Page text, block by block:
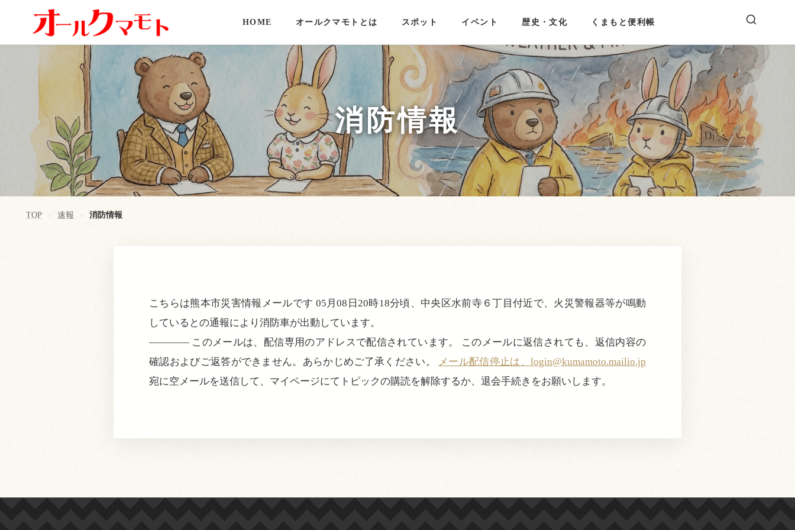
HOME オールクマモトとは スポット イベント 歴史・文化 くまもと便利帳
消防情報
TOP > 速報 > 消防情報
こちらは熊本市災害情報メールです 05月08日20時18分頃、中央区水前寺６丁目付近で、火災警報器等が鳴動
しているとの通報により消防車が出動しています。
———— このメールは、配信専用のアドレスで配信されています。 このメールに返信されても、返信内容の
確認およびご返答ができません。あらかじめご了承ください。 メール配信停止は、login@kumamoto.mailio.jp
宛に空メールを送信して、マイページにてトピックの購読を解除するか、退会手続きをお願いします。